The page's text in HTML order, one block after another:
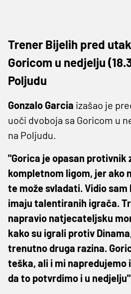
Trener Bijelih pred
Goricom u nedjelju
Poljudu
Gonzalo Garcia izašao je
uoči dvoboja sa Goricom u
na Poljudu.
"Gorica je opasan protivnik
kompletnom ligom, jer ako
te može svladati. Vidio sam
imaju talentiranih igrača.
napravio natjecateljsku
kako su igrali protiv
trenutno druga razina.
teška, ali i mi napredujemo
da to potvrdimo i u